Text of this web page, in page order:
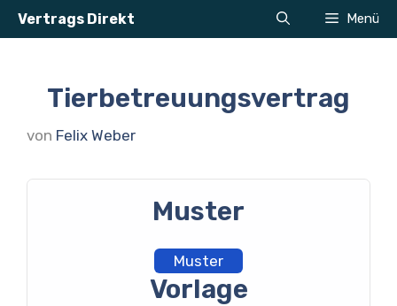
Zum
Vertrags Direkt Menü
Tierbetreuungsvertrag
von Felix Weber
Muster
Muster
Vorlage